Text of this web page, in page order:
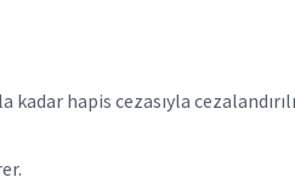
hapis cezasıyla